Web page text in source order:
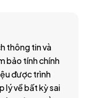
thông tin và
bảo tính chính
được trình
lý về bất kỳ sai